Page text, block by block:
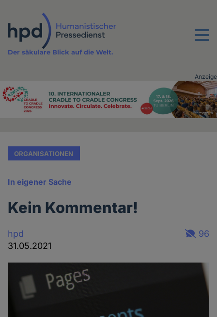
Inhalt
Menu
Der säkulare Blick auf die Welt.
Advertising
Anzeige
ORGANISATIONEN
In eigener Sache
Kein Kommentar!
hpd
31.05.2021
96